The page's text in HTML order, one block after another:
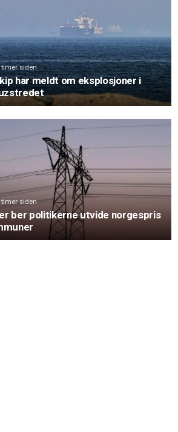
timer siden
har meldt om eksplosjoner i
timer siden
ber politikerne utvide norgespris